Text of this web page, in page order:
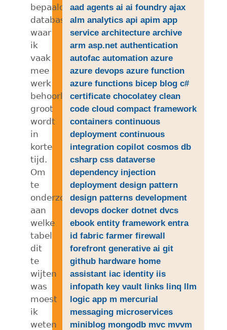
bepaalde
database
waar
ik
vaak
mee
werk
behoorlijk
groot
wordt
in
korte
tijd.
Om
te
onderzoeken
aan
welke
tabel
dit
te
wijten
was
moest
ik
weten
aad agents ai ai foundry ajax
alm analytics api apim app
service architecture archive
arm asp.net authentication
autofac automation azure
azure devops azure function
azure functions bicep blog c#
certificate chocolatey clean
code cloud compact framework
containers continuous
deployment continuous
integration copilot cosmos db
csharp css dataverse
dependency injection
deployment design pattern
design patterns development
devops docker dotnet dvcs
ebook entity framework entra
id fabric farmer firewall
forefront generative ai git
github hardware home
assistant iac identity iis
infopath key vault links linq llm
logic app m mercurial
messaging microservices
miniblog mongodb mvc mvvm